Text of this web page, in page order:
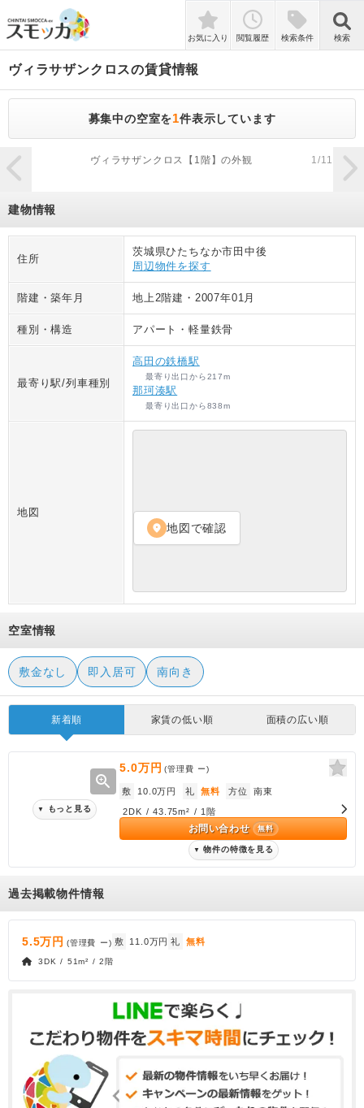
検索
お気に入り 閲覧履歴 検索条件 検索
ヴィラサザンクロスの賃貸情報
募集中の空室を1件表示しています
zoom_in
ヴィラサザンクロス【1階】の外観 1/11
建物情報
住所
茨城県ひたちなか市田中後
周辺物件を探す
階建・築年月 地上2階建 ・ 2007年01月
種別・構造 アパート ・軽量鉄骨
最寄り駅/列車種別
高田の鉄橋駅
最寄り出口から217m
那珂湊駅
最寄り出口から838m
地図
location_on 地図で確認
空室情報
敷金なし 即入居可 南向き
新着順 家賃の低い順 面積の広い順
zoom_in
▼ もっと見る
5.0万円 (管理費 ー)
敷 10.0万円 礼 無料 方位 南東
2DK / 43.75m² / 1階
お問い合わせ 無料
▼ 物件の特徴を見る
過去掲載物件情報
5.5万円 (管理費 ー) 敷 11.0万円 礼 無料
3DK / 51m² / 2階